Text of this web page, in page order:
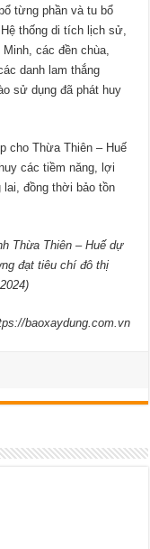
từng phần và tu bổ
thống di tích lịch sử,
các đền chùa,
danh lam thắng
sử dụng đã phát huy
cho Thừa Thiên – Huế
các tiềm năng, lợi
đồng thời bảo tồn
Thừa Thiên – Huế dự
đạt tiêu chí đô thị
baoxaydung.com.vn